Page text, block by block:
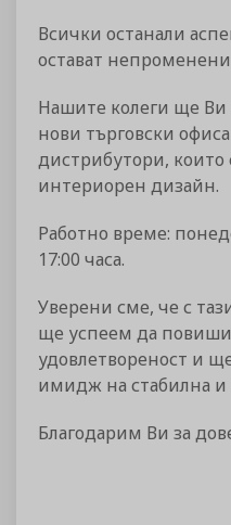
Всички останали
остават
Нашите колеги ще Ви
нови търговски
дистрибутори, които
интериорен дизайн.
Работно време:
17:00 часа.
Уверени сме, че с
ще успеем да
удовлетвореност и
имидж на стабилна и
Благодарим Ви за